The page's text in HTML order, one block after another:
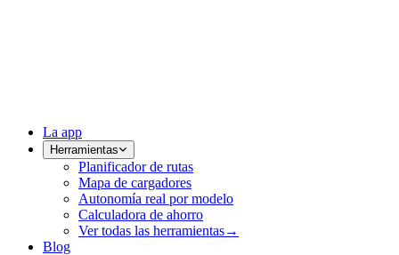
La app
Herramientas
Planificador de rutas
Mapa de cargadores
Autonomía real por modelo
Calculadora de ahorro
Ver todas las herramientas→
Blog